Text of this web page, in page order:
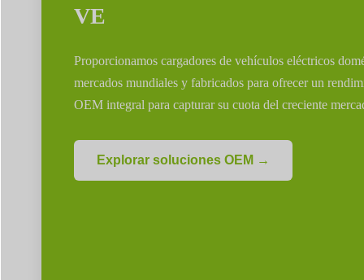
VE
Proporcionamos cargadores de vehículos eléctricos
mercados mundiales y fabricados para ofrecer un
OEM integral para capturar su cuota del creciente
Explorar soluciones OEM →